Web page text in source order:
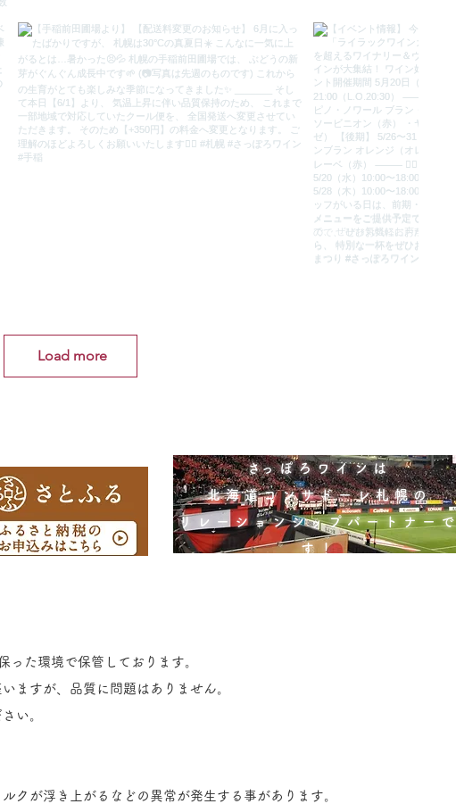
Load more
​さっぽろワインは
北海道コンサドーレ札幌の
リレーションシップパートナーで
す！
った環境で保管しております。
ますが、品質に問題はありません。
い。
が浮き上がるなどの異常が発生する事があります。